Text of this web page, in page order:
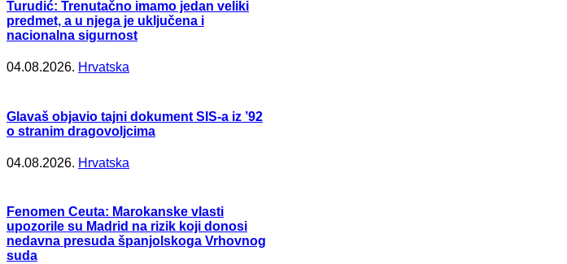
Turudić: Trenutačno imamo jedan veliki
predmet, a u njega je uključena i
nacionalna sigurnost
04.08.2026. Hrvatska
Glavaš objavio tajni dokument SIS-a iz ’92
o stranim dragovoljcima
04.08.2026. Hrvatska
Fenomen Ceuta: Marokanske vlasti
upozorile su Madrid na rizik koji donosi
nedavna presuda španjolskoga Vrhovnog
suda